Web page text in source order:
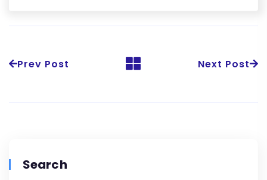
Prev Post Next Post
Search